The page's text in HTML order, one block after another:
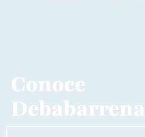
Conoce